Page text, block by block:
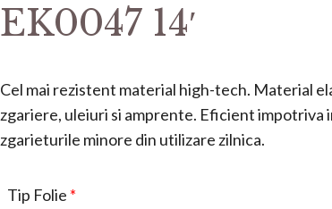
EK0047 14′
Cel mai rezistent material high-tech. Material
zgariere, uleiuri si amprente. Eficient impotriva
zgarieturile minore din utilizare zilnica.
Tip Folie *